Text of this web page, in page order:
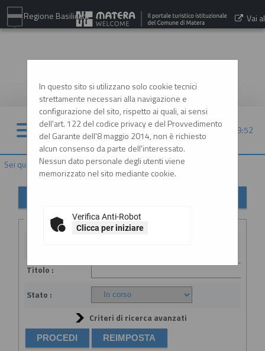
Regione Basilicata Vai al
08/08/2026 19:52
Sei qui: Home»Procedure d'appalto e contratti»Avvisi pubblici
In questo sito si utilizzano solo cookie tecnici
strettamente necessari alla navigazione e
configurazione del sito, rispetto ai quali, ai sensi
dell'art. 122 del codice privacy e del Provvedimento
del Garante dell'8 maggio 2014, non è richiesto
alcun consenso da parte dell'interessato.
Nessun dato personale degli utenti viene
memorizzato nel sito mediante cookie.
Verifica Anti-Robot
Clicca per iniziare
Criteri di ricerca
Titolo :
Stato :
Criteri di ricerca avanzati